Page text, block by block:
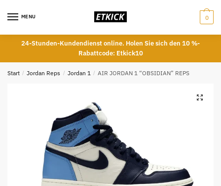
MENU 0
24-Stunden-Kundendienst online. Holen Sie sich den 10 %-
Rabattcode: Etkick10
Start / Jordan Reps / Jordan 1 / AIR JORDAN 1 “OBSIDIAN” REPS